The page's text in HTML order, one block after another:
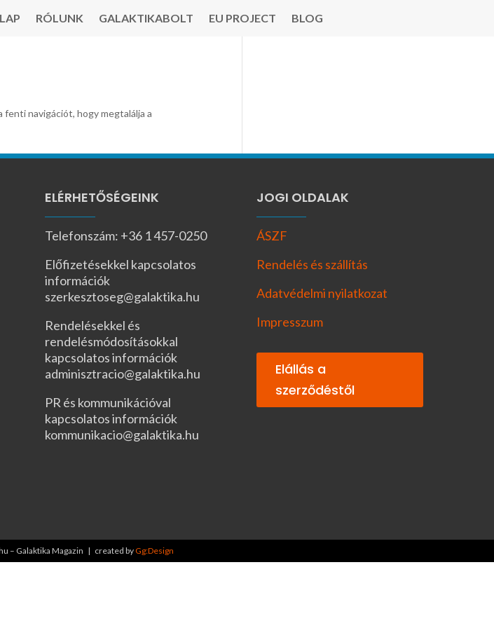
RÓLUNK GALAKTIKABOLT EU PROJECT BLOG
fenti navigációt, hogy megtalálja a
ELÉRHETŐSÉGEINK
Telefonszám: +36 1 457-0250
Előfizetésekkel kapcsolatos
információk
szerkesztoseg@galaktika.hu
Rendelésekkel és
rendelésmódosításokkal
kapcsolatos információk
adminisztracio@galaktika.hu
PR és kommunikációval
kapcsolatos információk
kommunikacio@galaktika.hu
JOGI OLDALAK
ÁSZF
Rendelés és szállítás
Adatvédelmi nyilatkozat
Impresszum
Elállás a
szerződéstől
– Galaktika Magazin | created byGg:Design